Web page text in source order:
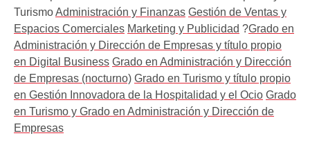
TurismoAdministración y Finanzas Gestión de Ventas y
Espacios Comerciales Marketing y Publicidad ?Grado en
Administración y Dirección de Empresas y título propio
en Digital Business Grado en Administración y Dirección
de Empresas (nocturno) Grado en Turismo y título propio
en Gestión Innovadora de la Hospitalidad y el Ocio Grado
en Turismo y Grado en Administración y Dirección de
Empresas